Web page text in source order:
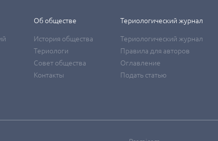
Об обществе
История общества
Териологи
Совет общества
Контакты
Териологический журнал
Териологический журнал
Правила для авторов
Оглавление
Подать статью